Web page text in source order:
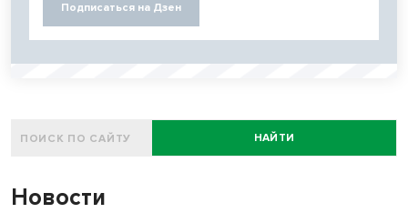
Подписаться на Дзен
НАЙТИ
Новости